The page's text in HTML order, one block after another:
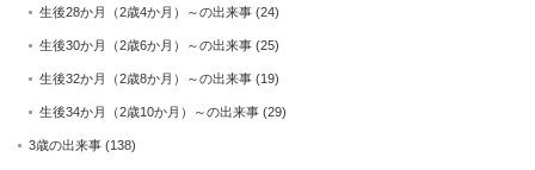
生後28か月（2歳4か月）～の出来事 (24)
生後30か月（2歳6か月）～の出来事 (25)
生後32か月（2歳8か月）～の出来事 (19)
生後34か月（2歳10か月）～の出来事 (29)
3歳の出来事 (138)